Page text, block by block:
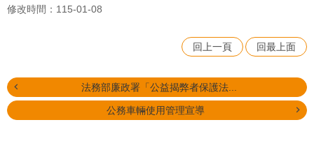
修改時間：115-01-08
回上一頁 回最上面
法務部廉政署「公益揭弊者保護法...
公務車輛使用管理宣導